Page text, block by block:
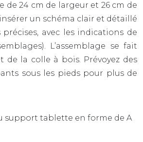
de24 cm de largeur et 26 cm de
insérer un schéma clair et détaillé
précises, avec les indications de
L’assemblage se fait
de la colle à bois. Prévoyez des
sous les pieds pour plus de